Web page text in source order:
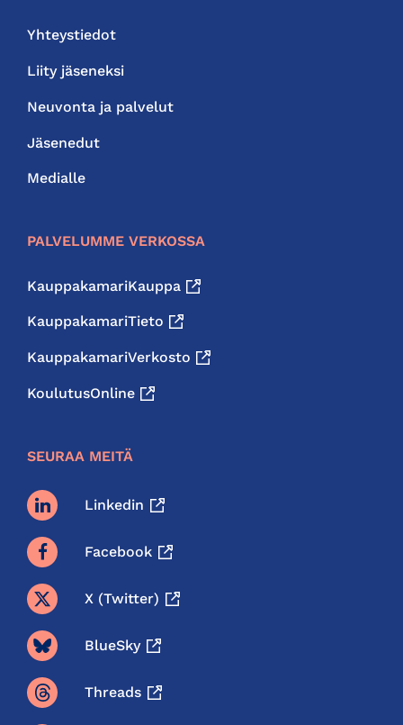
Yhteystiedot
Liity jäseneksi
Neuvonta ja palvelut
Jäsenedut
Medialle
PALVELUMME VERKOSSA
KauppakamariKauppa
KauppakamariTieto
KauppakamariVerkosto
KoulutusOnline
SEURAA MEITÄ
Linkedin
Facebook
X (twitter)
BlueSky
Threads